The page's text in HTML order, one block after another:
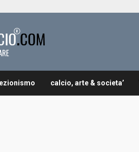
calcio, arte & societa’